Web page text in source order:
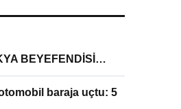
BEYEFENDİSİ…
baraja uçtu: 5